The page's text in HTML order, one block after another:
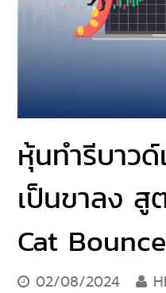
หุ้นทำรีบาว
เป็นขาลง สู
Cat
02/08/2024